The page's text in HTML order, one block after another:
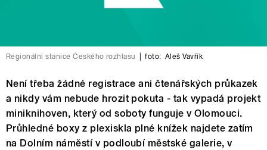
Regionální stanice Českého rozhlasu foto: Aleš Vavřík
Není třeba žádné registrace ani čtenářských průkazek
a nikdy vám nebude hrozit pokuta - tak vypadá projekt
miniknihoven, který od soboty funguje v Olomouci.
Průhledné boxy z plexiskla plné knížek najdete zatím
na Dolním náměstí v podloubí městské galerie, v